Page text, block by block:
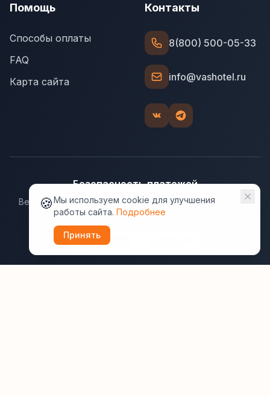
Помощь
Способы оплаты
FAQ
Карта сайта
Контакты
8(800) 500-05-33
info@vashotel.ru
Безопасность платежей
Ведущие платёжные системы гарантируют надёжную
защиту данных.
🍪Мы используем cookie для улучшения
работы сайта. Подробнее
Принять